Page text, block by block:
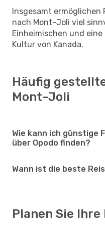
Insgesamt ermöglichen
nach Mont-Joli viel
Einheimischen und
Kultur von Kanada.
Häufig
Mont-Joli
Wie kann ich günstige
über Opodo finden?
Wann ist die beste
Planen Sie Ihre